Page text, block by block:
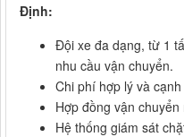
Định:
Đội xe đa dạng, từ 1
nhu cầu vận chuyển.
Chi phí hợp lý và
Hợp đồng vận
Hệ thống giám sát